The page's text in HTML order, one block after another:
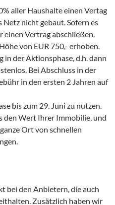
aller Haushalte einen Vertag
Netz nicht gebaut. Sofern es
einen Vertrag abschließen,
von EUR 750,- erhoben.
der Aktionsphase, d.h. dann
Bei Abschluss in der
in den ersten 2 Jahren auf
bis zum 29. Juni zu nutzen.
den Wert Ihrer Immobilie, und
Ort von schnellen
bei den Anbietern, die auch
Zusätzlich haben wir